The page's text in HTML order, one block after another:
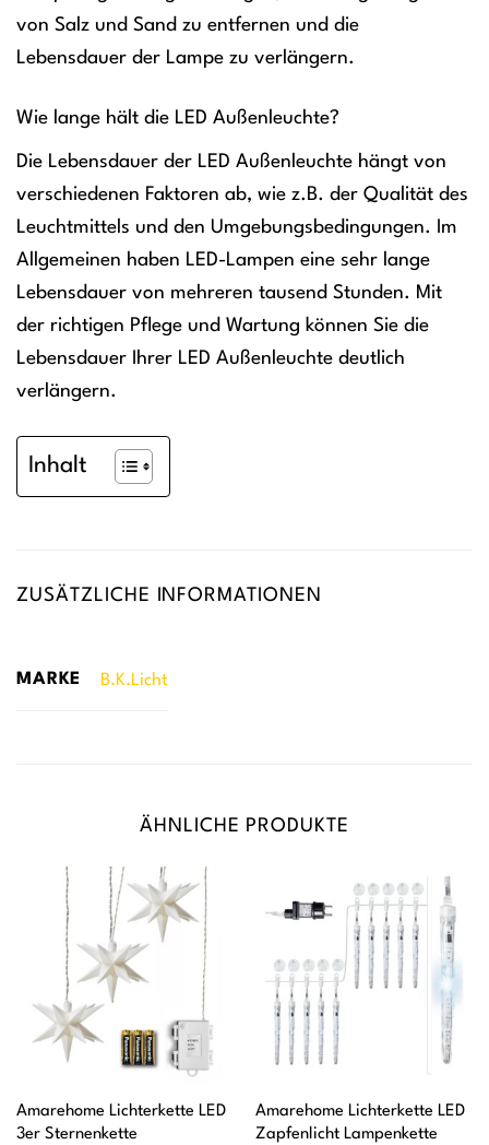
von Salz und Sand zu entfernen und die
Lebensdauer der Lampe zu verlängern.
Wie lange hält die LED Außenleuchte?
Die Lebensdauer der LED Außenleuchte hängt von
verschiedenen Faktoren ab, wie z.B. der Qualität des
Leuchtmittels und den Umgebungsbedingungen. Im
Allgemeinen haben LED-Lampen eine sehr lange
Lebensdauer von mehreren tausend Stunden. Mit
der richtigen Pflege und Wartung können Sie die
Lebensdauer Ihrer LED Außenleuchte deutlich
verlängern.
Inhalt
ZUSÄTZLICHE INFORMATIONEN
MARKE B.K.Licht
ÄHNLICHE PRODUKTE
Amarehome Lichterkette LED
3er Sternenkette
Amarehome Lichterkette LED
Zapfenlicht Lampenkette